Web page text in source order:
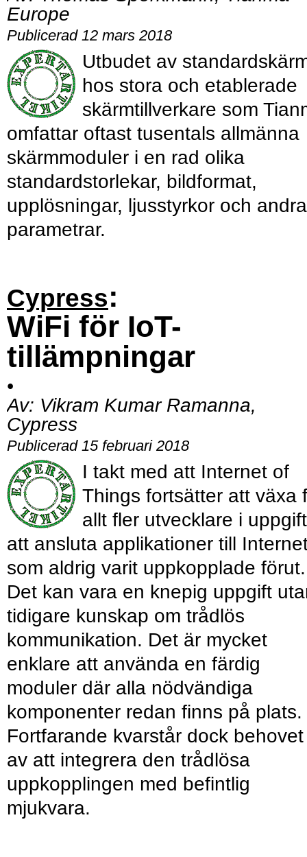
Europe
Publicerad 12 mars 2018
Utbudet av
hos stora och etablerade
skärmtillverkare som
omfattar oftast tusentals allmänna
skärmmoduler i en rad olika
standardstorlekar, bildformat,
upplösningar, ljusstyrkor och andra
parametrar.
Cypress:
WiFi för IoT-
tillämpningar
•
Av: Vikram Kumar Ramanna,
Cypress
Publicerad 15 februari 2018
I takt med att Internet of
Things fortsätter att växa
allt fler utvecklare i uppgift
att ansluta applikationer till
som aldrig varit uppkopplade förut.
Det kan vara en knepig uppgift
tidigare kunskap om trådlös
kommunikation. Det är mycket
enklare att använda en färdig
moduler där alla nödvändiga
komponenter redan finns på plats.
Fortfarande kvarstår dock behovet
av att integrera den trådlösa
uppkopplingen med befintlig
mjukvara.